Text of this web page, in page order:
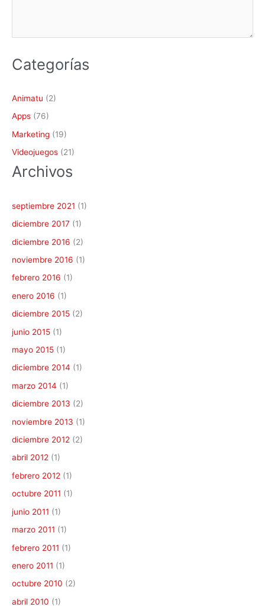
Categorías
Animatu (2)
Apps (76)
Marketing (19)
Videojuegos (21)
Archivos
septiembre 2021 (1)
diciembre 2017 (1)
diciembre 2016 (2)
noviembre 2016 (1)
febrero 2016 (1)
enero 2016 (1)
diciembre 2015 (2)
junio 2015 (1)
mayo 2015 (1)
diciembre 2014 (1)
marzo 2014 (1)
diciembre 2013 (2)
noviembre 2013 (1)
diciembre 2012 (2)
abril 2012 (1)
febrero 2012 (1)
octubre 2011 (1)
junio 2011 (1)
marzo 2011 (1)
febrero 2011 (1)
enero 2011 (1)
octubre 2010 (2)
abril 2010 (1)